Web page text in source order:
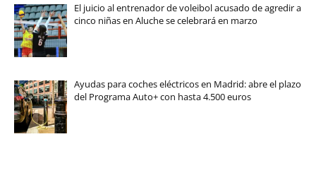
El juicio al entrenador de voleibol acusado de agredir a
cinco niñas en Aluche se celebrará en marzo
Ayudas para coches eléctricos en Madrid: abre el plazo
del Programa Auto+ con hasta 4.500 euros